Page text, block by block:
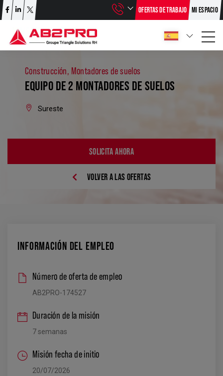
OFERTAS DE TRABAJO MI ESPACIO
Construcción, Montadores de suelos
EQUIPO DE 2 MONTADORES DE SUELOS
Sureste
SOLICITA AHORA
VOLVER A LAS OFERTAS
INFORMACIÓN DEL EMPLEO
Número de oferta de empleo
AB2PRO-174527
Duración de la misión
7 semanas
Misión fecha de initio
20/07/2026